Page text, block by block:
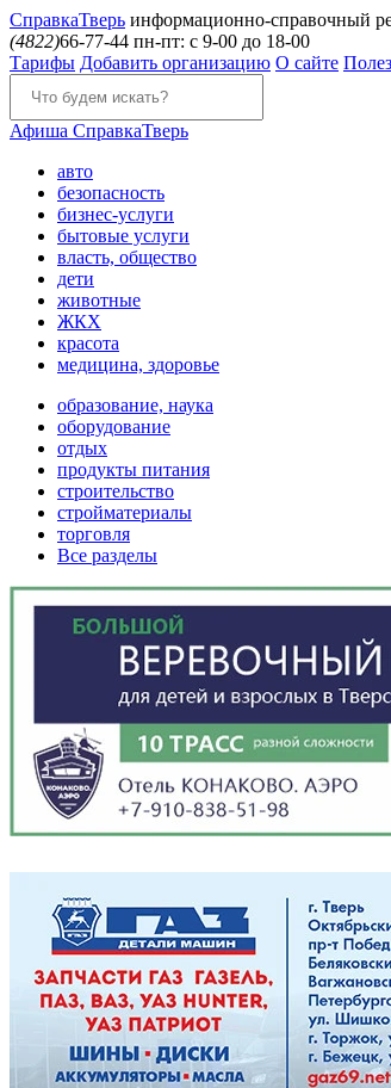
СправкаТверь информационно-справочный
(4822)66-77-44 пн-пт: с 9-00 до 18-00
Тарифы Добавить организацию О сайте
Афиша СправкаТверь
авто
безопасность
бизнес-услуги
бытовые услуги
власть, общество
дети
животные
ЖКХ
красота
медицина, здоровье
образование, наука
оборудование
отдых
продукты питания
строительство
стройматериалы
торговля
Все разделы